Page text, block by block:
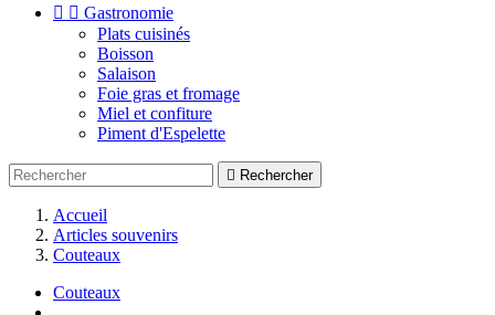
  Gastronomie
Plats cuisinés
Boisson
Salaison
Foie gras et fromage
Miel et confiture
Piment d'Espelette
 Rechercher
Accueil
Articles souvenirs
Couteaux
Couteaux